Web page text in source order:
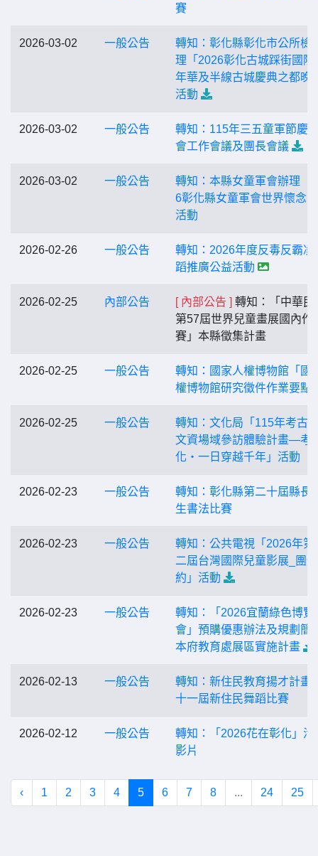
賽
2026-03-02 一般公告
轉知：彰化縣彰化市公所檢
理「2026彰化古城踩街國際
年華及半線古城慶典之都晚
活動
2026-03-02 一般公告
轉知：115年三五童軍節慶
會工作會議及團長會議
2026-03-02 一般公告
轉知：本縣女童軍會辦理「
6彰化縣女童軍會世界懷念
活動
2026-02-26 一般公告
轉知：2026年度反毒反霸凌
蹈推廣公益活動
2026-02-25 內部公告 [ 內部公告 ] 轉知：「中華民
第57屆世界兒童畫展國內作
賽」本縣徵集計畫
2026-02-25 一般公告
轉知：國家人權博物館「國
權博物館研究徵件作業要點
2026-02-25 一般公告
轉知：文化局「115年考古
文資場域參訪體驗計畫—考
化‧一日穿越千年」活動
2026-02-23 一般公告
轉知：彰化縣第二十屆縣長
生書法比賽
2026-02-23 一般公告
轉知：公共電視「2026年第
二屆台灣國際兒童影展_團
約」活動
2026-02-23 一般公告
轉知：「2026宜蘭綠色博覽
會」預購優惠辦法及規劃簡
本府教育處展區實施計畫
2026-02-13 一般公告
轉知：新住民教育揚才計畫-
十一屆新住民舞蹈比賽
2026-02-12 一般公告
轉知：「2026花在彰化」活
影片
‹ 1 2 3 4 5 6 7 8 ... 24 25